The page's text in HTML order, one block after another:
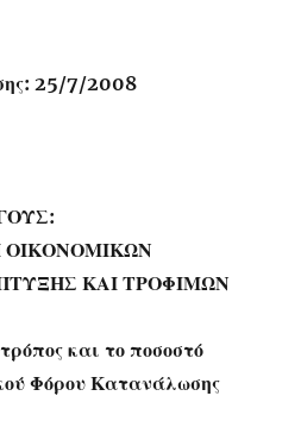
25/7/2008
ΟΙΚΟΝΟΜΙΚΩΝ
ΚΑΙ ΤΡΟΦΙΜΩΝ
και το ποσοστό
Φόρου Κατανάλωσης